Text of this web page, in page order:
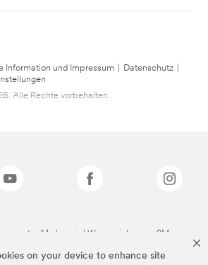
on your device to enhance site
Information und Impressum Datenschutz
Alle Rechte vorbehalten..
Marken sind Warenzeichen von 3M.